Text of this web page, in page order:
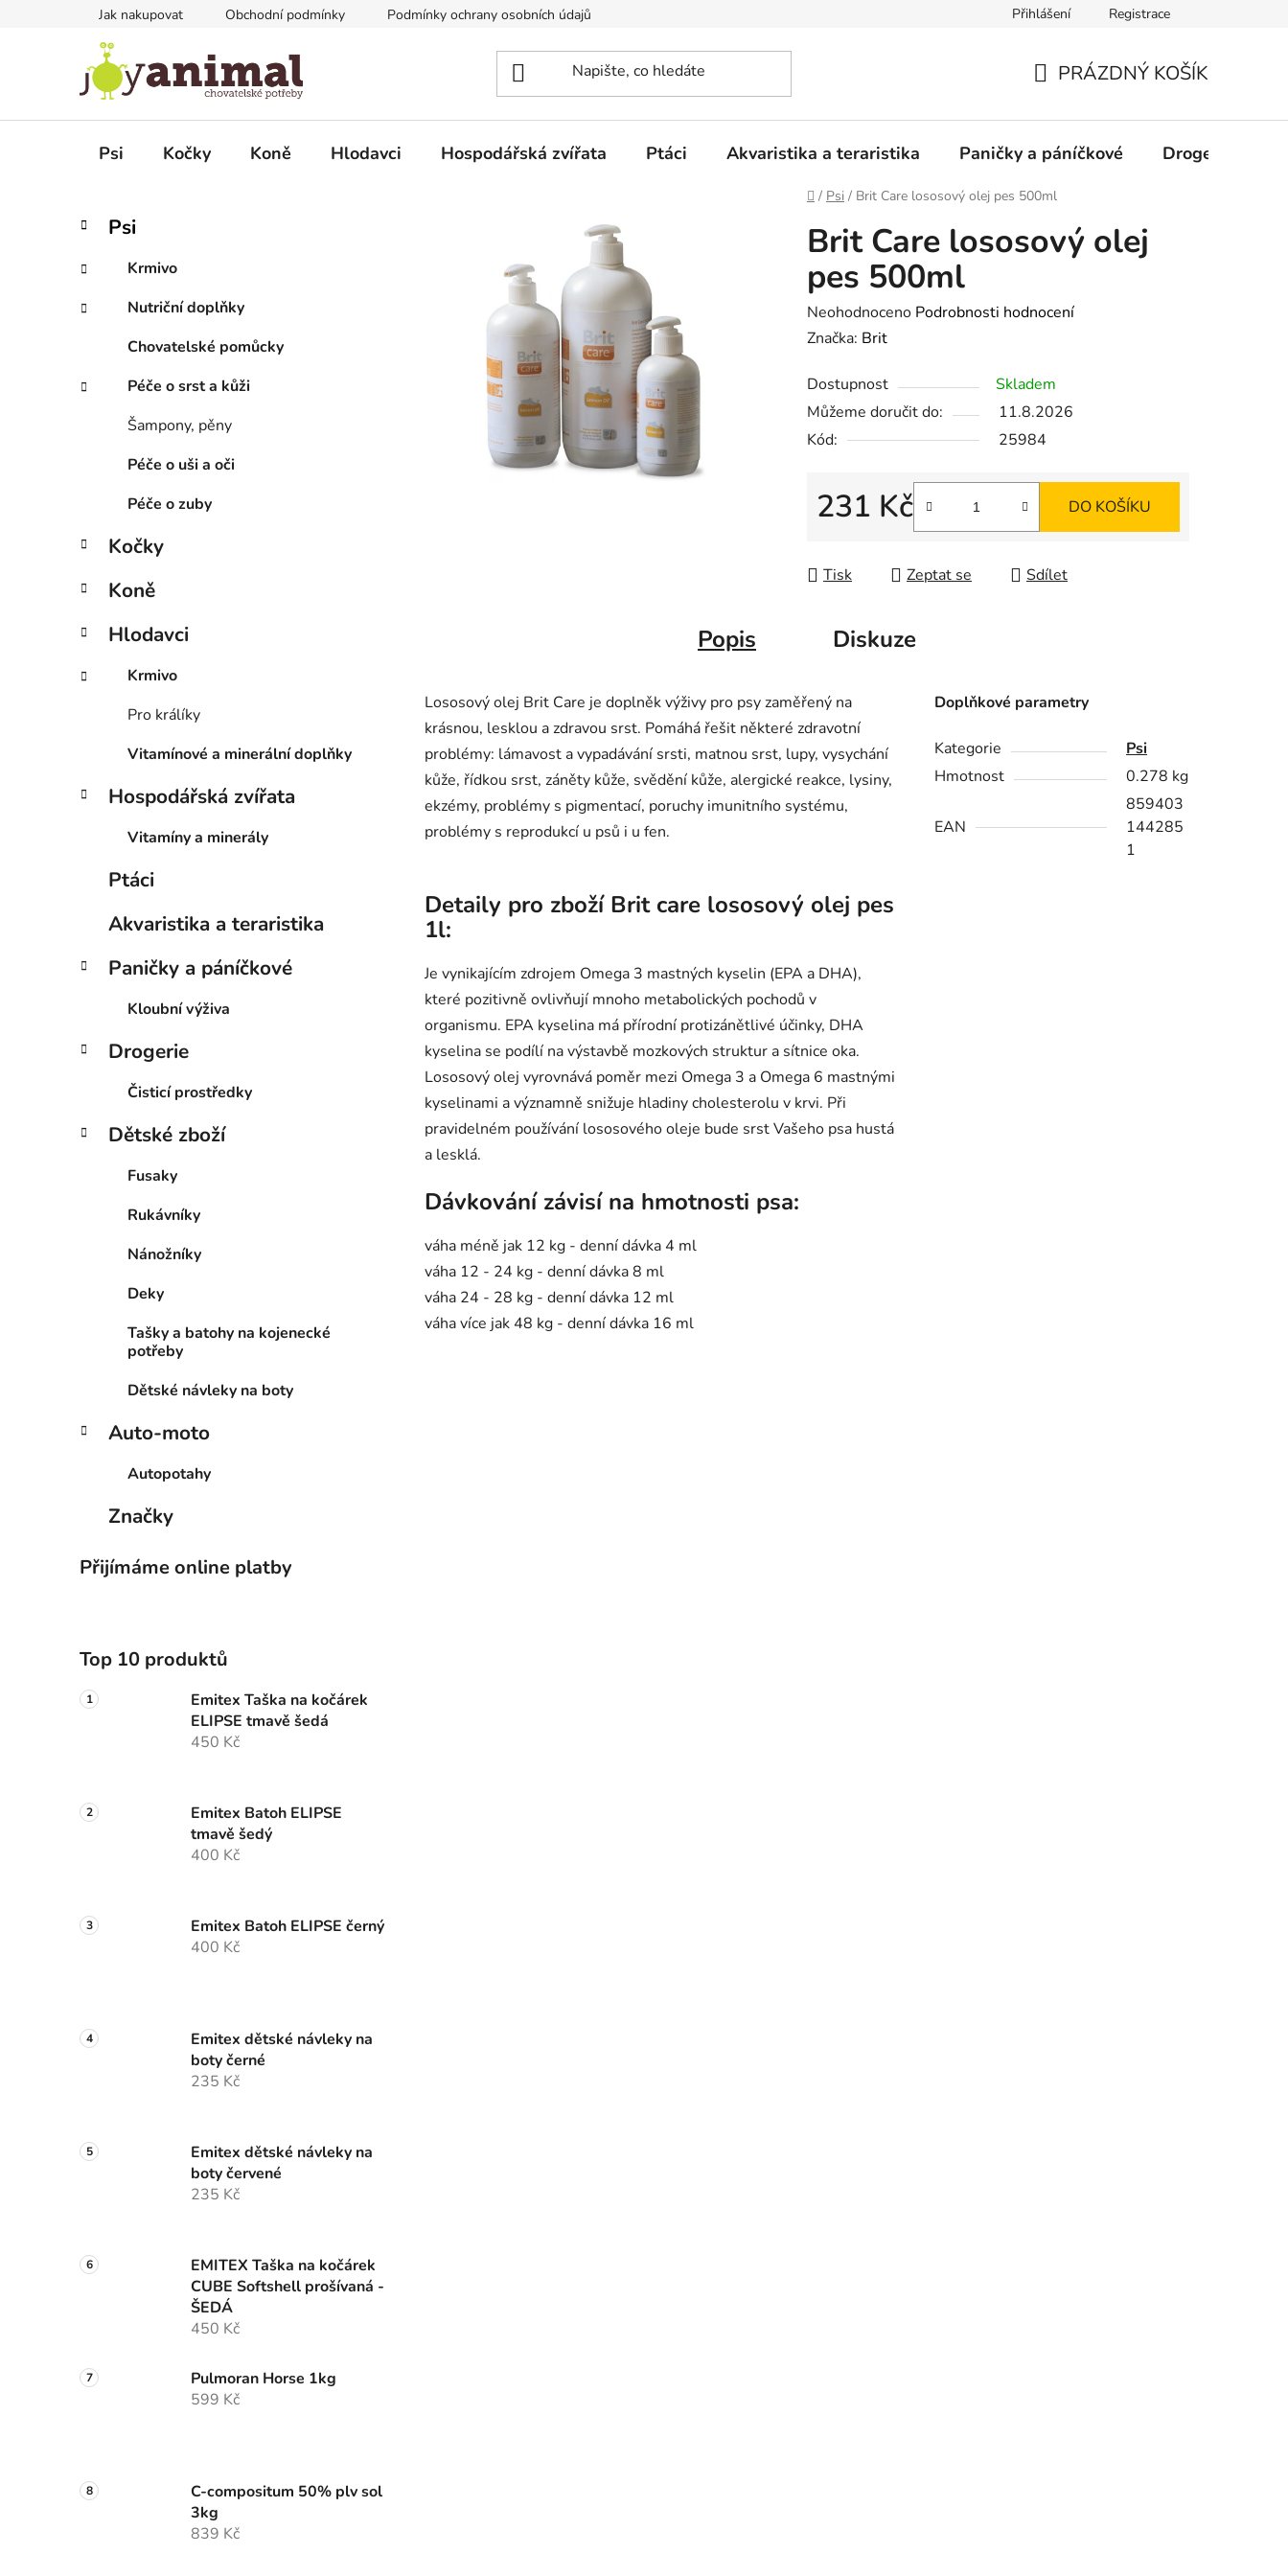
Jak nakupovat Obchodní podmínky Podmínky ochrany osobních údajů Přihlášení Registrace
KOŠÍK
PRÁZDNÝ KOŠÍK
Psi Kočky Koně Hlodavci Hospodářská zvířata Ptáci Akvaristika a teraristika Paničky a páníčkové Drogerie
Domů
/ Psi / Brit Care lososový olej pes 500ml
P
s
r
n
l
Přeskočit
kategorie
K
a
e
g
o
e
Psi
Krmivo
Nutriční doplňky
Chovatelské pomůcky
Péče o srst a kůži
Šampony, pěny
Péče o uši a oči
Péče o zuby
Kočky
Koně
Hlodavci
Krmivo
Pro králíky
Vitamínové a minerální doplňky
Hospodářská zvířata
Vitamíny a minerály
Ptáci
Akvaristika a teraristika
Paničky a páníčkové
Kloubní výživa
Drogerie
Čisticí prostředky
Dětské zboží
Fusaky
Rukávníky
Nánožníky
Deky
Tašky a batohy na kojenecké
potřeby
Dětské návleky na boty
Auto-moto
Autopotahy
Značky
Přijímáme online platby
Top 10 produktů
Emitex Taška na kočárek
ELIPSE tmavě šedá
450 Kč
Emitex Batoh ELIPSE
tmavě šedý
400 Kč
Emitex Batoh ELIPSE černý
400 Kč
Emitex dětské návleky na
boty černé
235 Kč
Emitex dětské návleky na
boty červené
235 Kč
EMITEX Taška na kočárek
CUBE Softshell prošívaná -
ŠEDÁ
450 Kč
Pulmoran Horse 1kg
599 Kč
C-compositum 50% plv sol
3kg
839 Kč
Brit Care lososový olej
pes 500ml
Průměrné
hodnocení
je
0,0
z
hvězdiček.
Neohodnoceno Podrobnosti hodnocení
Značka: Brit
Dostupnost
Skladem
Můžeme doručit do:
11.8.2026
Kód:
25984
231 Kč DO KOŠÍKU
Tisk Zeptat se Sdílet
Popis Diskuze
Lososový olej Brit Care je doplněk výživy pro psy zaměřený na
krásnou, lesklou a zdravou srst. Pomáhá řešit některé zdravotní
problémy: lámavost a vypadávání srsti, matnou srst, lupy, vysychání
kůže, řídkou srst, záněty kůže, svědění kůže, alergické reakce, lysiny,
ekzémy, problémy s pigmentací, poruchy imunitního systému,
problémy s reprodukcí u psů i u fen.
Detaily pro zboží Brit care lososový olej pes
1l:
Je vynikajícím zdrojem Omega 3 mastných kyselin (EPA a DHA),
které pozitivně ovlivňují mnoho metabolických pochodů v
organismu. EPA kyselina má přírodní protizánětlivé účinky, DHA
kyselina se podílí na výstavbě mozkových struktur a sítnice oka.
Lososový olej vyrovnává poměr mezi Omega 3 a Omega 6 mastnými
kyselinami a významně snižuje hladiny cholesterolu v krvi. Při
pravidelném používání lososového oleje bude srst Vašeho psa hustá
a lesklá.
Dávkování závisí na hmotnosti psa:
váha méně jak 12 kg - denní dávka 4 ml
váha 12 - 24 kg - denní dávka 8 ml
váha 24 - 28 kg - denní dávka 12 ml
váha více jak 48 kg - denní dávka 16 ml
Doplňkové parametry
Kategorie
Psi
Hmotnost
0.278 kg
EAN
859403
144285
1